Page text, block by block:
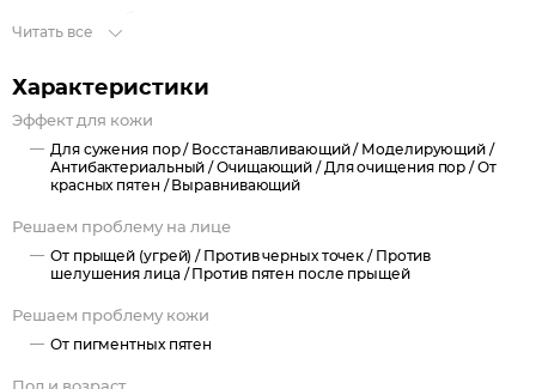
После нанесения лосьона активные компоненты оказывают
выраженный успокаивающий эффект, способствуют
скорейшему избавлению от угревой сыпи, прыщей и
комедонов, заметно уменьшают покраснения.
Читать все
Характеристики
Эффект для кожи
Для сужения пор / Восстанавливающий / Моделирующий /
Антибактериальный /Очищающий / Для очищения пор /От
красных пятен / Выравнивающий
Решаем проблему на лице
От прыщей (угрей) / Против черных точек / Против
шелушения лица / Против пятен после прыщей
Решаем проблему кожи
От пигментных пятен